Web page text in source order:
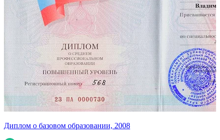
Диплом о базовом образовании, 2008